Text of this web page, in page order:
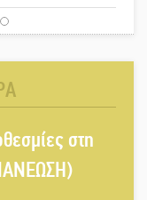
Ελεωνόρας
Αύγουστο του
στη